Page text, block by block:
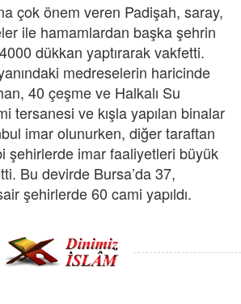
çok önem veren Padişah, saray,
ile hamamlardan başka şehrin
dükkan yaptırarak vakfetti.
medreselerin haricinde
40 çeşme ve Halkalı Su
tersanesi ve kışla yapılan binalar
imar olunurken, diğer taraftan
şehirlerde imar faaliyetleri büyük
Bu devirde Bursa’da 37,
şehirlerde 60 cami yapıldı.